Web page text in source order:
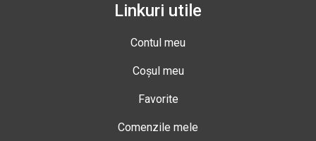
Linkuri utile
Contul meu
Coșul meu
Favorite
Comenzile mele